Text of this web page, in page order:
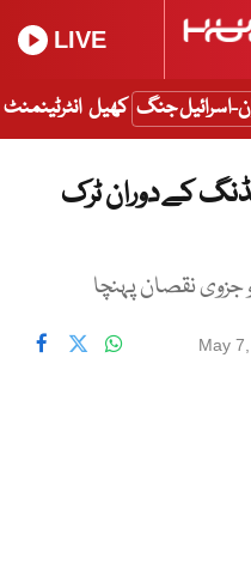
LIVE
اسرائیل جنگ کھیل انٹرٹینمنٹ
کے دوران ٹرک
نقصان پہنچا
May